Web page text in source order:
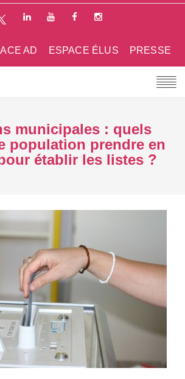
PRESSE
ESPACE ÉLUS
AD
municipales : quels
population prendre en
établir les listes ?